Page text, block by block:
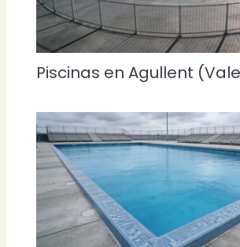
Piscinas en Agullent